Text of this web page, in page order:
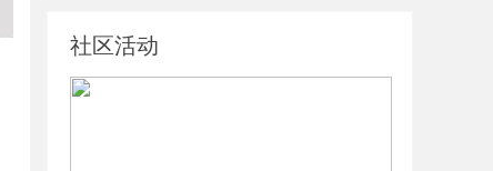
社区活动